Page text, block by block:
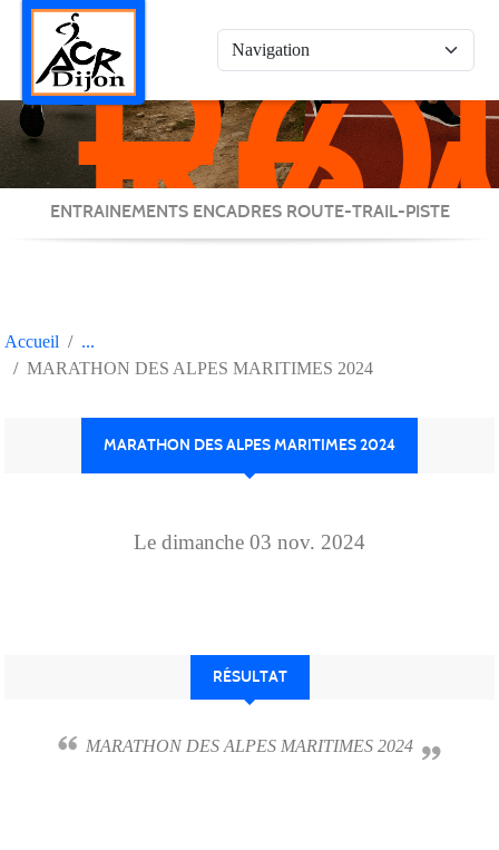
/
/
ENTRAINEMENTS ENCADRES ROUTE-TRAIL-PISTE
Accueil
MARATHON DES ALPES MARITIMES 2024
MARATHON DES ALPES MARITIMES 2024
Le dimanche 03 nov. 2024
RÉSULTAT
MARATHON DES ALPES MARITIMES 2024
Panneau de gestion des cookies